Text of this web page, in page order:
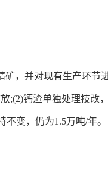
，并对现有生产环节
;(2)钙渣单独处理技改
变，仍为1.5万吨/年。